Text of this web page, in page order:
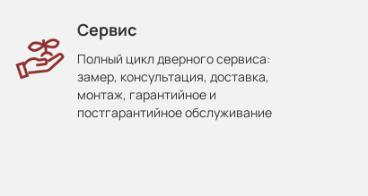
Сервис
Полный цикл дверного сервиса:
замер, консультация, доставка,
монтаж, гарантийное и
постгарантийное обслуживание